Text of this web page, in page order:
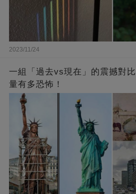
2023/11/24
一組「過去vs現在」的震撼對
量有多恐怖！